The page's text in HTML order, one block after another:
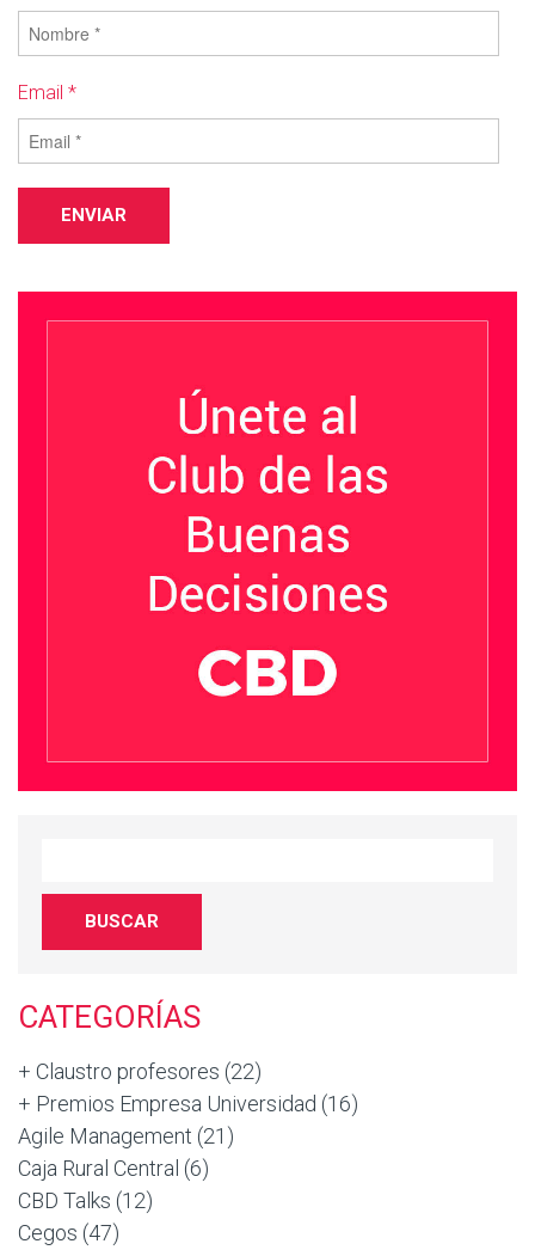
Email *
CATEGORÍAS
+ Claustro profesores (22)
+ Premios Empresa Universidad (16)
Agile Management (21)
Caja Rural Central (6)
CBD Talks (12)
Cegos (47)